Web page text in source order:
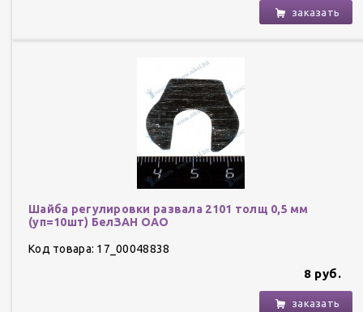
заказать
Шайба регулировки развала 2101 толщ 0,5 мм
(уп=10шт) БелЗАН ОАО
Код товара: 17_00048838
8 руб.
заказать